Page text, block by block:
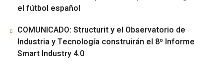
el fútbol español
COMUNICADO: Structurit y el Observatorio de
Industria y Tecnología construirán el 8º Informe
Smart Industry 4.0